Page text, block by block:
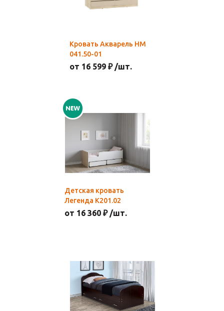
Кровать Акварель НМ
041.50-01
от 16 599 ₽ /шт.
Детская кровать
Легенда К201.02
от 16 360 ₽ /шт.